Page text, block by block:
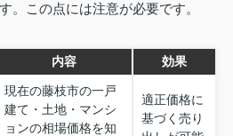
。この点には注意が必要です。
内容 効果
現在の藤枝市の一戸
建て・土地・マンシ
ョンの相場価格を知
適正価格に
基づく売り